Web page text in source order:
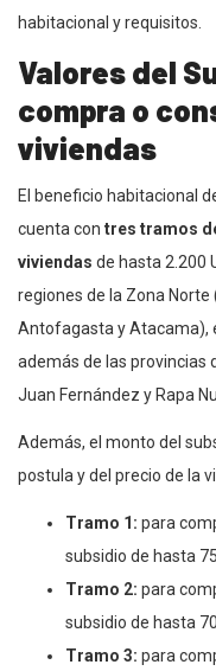
habitacional y requisitos.
Valores del
compra o
viviendas
El beneficio habitacional
cuenta con tres tramos
viviendas de hasta 2.200
regiones de la Zona
Antofagasta y Atacama),
además de las provincias
Juan Fernández y Rapa
Además, el monto del
postula y del precio de la
Tramo 1: para
subsidio de hasta
Tramo 2: para
subsidio de hasta
Tramo 3: para